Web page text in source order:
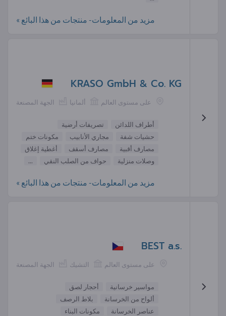
مزيد من المعلومات- منتجات من هذا البائع »
KRASO GmbH & Co. KG
الجهة المصنعة ألمانيا على مستوى العالم
أطراف اللدائن
تصريفات أرضية
حشيات شفة
مجاري الأنابيب
مكونات ختم
مصارف أقبية
مصارف أسقف
أغطية إغلاق
وصلات منزلية
حواف من الصلب النقي ...
مزيد من المعلومات- منتجات من هذا البائع »
BEST a.s.
الجهة المصنعة التشيك على مستوى العالم
مواسير خرسانية
أحجار لصق
ألواح من الخرسانة
بلاط الرصف
عناصر الخرسانة
مكونات البناء